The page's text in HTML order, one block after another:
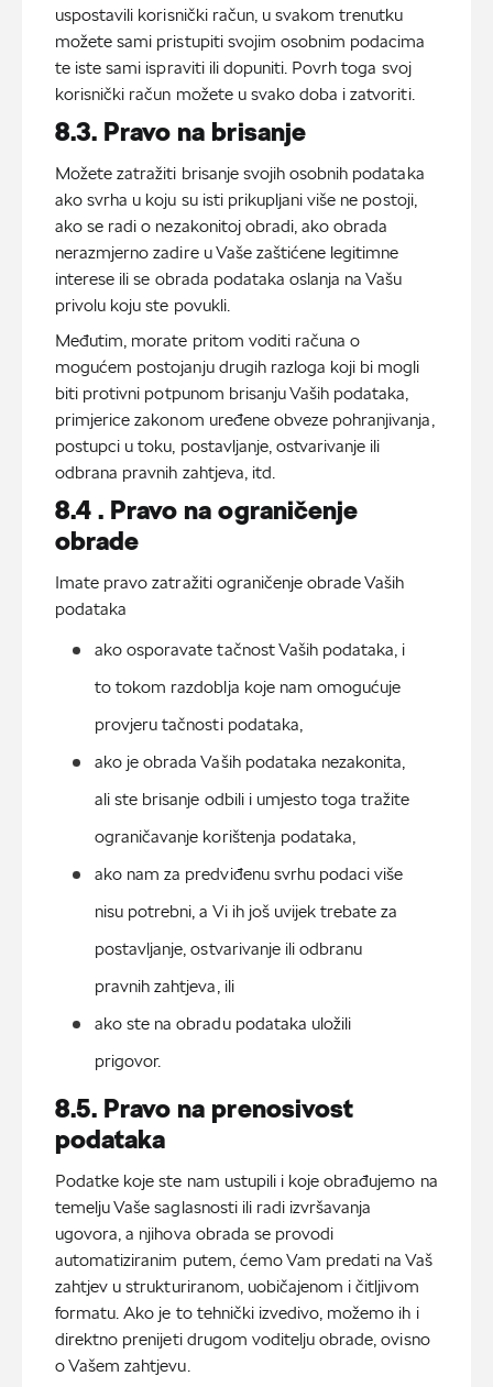
uspostavili korisnički račun, u svakom trenutku
možete sami pristupiti svojim osobnim podacima
te iste sami ispraviti ili dopuniti. Povrh toga svoj
korisnički račun možete u svako doba i zatvoriti.
8.3. Pravo na brisanje
Možete zatražiti brisanje svojih osobnih podataka
ako svrha u koju su isti prikupljani više ne postoji,
ako se radi o nezakonitoj obradi, ako obrada
nerazmjerno zadire u Vaše zaštićene legitimne
interese ili se obrada podataka oslanja na Vašu
privolu koju ste povukli.
Međutim, morate pritom voditi računa o
mogućem postojanju drugih razloga koji bi mogli
biti protivni potpunom brisanju Vaših podataka,
primjerice zakonom uređene obveze pohranjivanja,
postupci u toku, postavljanje, ostvarivanje ili
odbrana pravnih zahtjeva, itd.
8.4 . Pravo na ograničenje
obrade
Imate pravo zatražiti ograničenje obrade Vaših
podataka
ako osporavate tačnost Vaših podataka, i
to tokom razdoblja koje nam omogućuje
provjeru tačnosti podataka,
ako je obrada Vaših podataka nezakonita,
ali ste brisanje odbili i umjesto toga tražite
ograničavanje korištenja podataka,
ako nam za predviđenu svrhu podaci više
nisu potrebni, a Vi ih još uvijek trebate za
postavljanje, ostvarivanje ili odbranu
pravnih zahtjeva, ili
ako ste na obradu podataka uložili
prigovor.
8.5. Pravo na prenosivost
podataka
Podatke koje ste nam ustupili i koje obrađujemo na
temelju Vaše saglasnosti ili radi izvršavanja
ugovora, a njihova obrada se provodi
automatiziranim putem, ćemo Vam predati na Vaš
zahtjev u strukturiranom, uobičajenom i čitljivom
formatu. Ako je to tehnički izvedivo, možemo ih i
direktno prenijeti drugom voditelju obrade, ovisno
o Vašem zahtjevu.